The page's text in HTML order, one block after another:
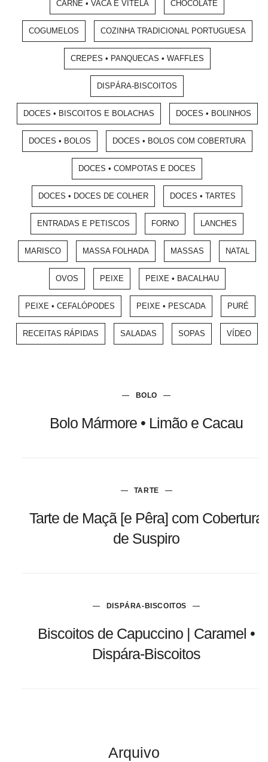
CARNE • VACA E VITELA CHOCOLATE
COGUMELOS COZINHA TRADICIONAL PORTUGUESA
CREPES • PANQUECAS • WAFFLES
DISPÁRA-BISCOITOS
DOCES • BISCOITOS E BOLACHAS DOCES • BOLINHOS
DOCES • BOLOS DOCES • BOLOS COM COBERTURA
DOCES • COMPOTAS E DOCES
DOCES • DOCES DE COLHER DOCES • TARTES
ENTRADAS E PETISCOS FORNO LANCHES
MARISCO MASSA FOLHADA MASSAS NATAL
OVOS PEIXE PEIXE • BACALHAU
PEIXE • CEFALÓPODES PEIXE • PESCADA PURÉ
RECEITAS RÁPIDAS SALADAS SOPAS VÍDEO
BOLO
Bolo Mármore • Limão e Cacau
TARTE
Tarte de Maçã [e Pêra] com Cobertura
de Suspiro
DISPÁRA-BISCOITOS
Biscoitos de Capuccino | Caramel •
Dispára-Biscoitos
Arquivo